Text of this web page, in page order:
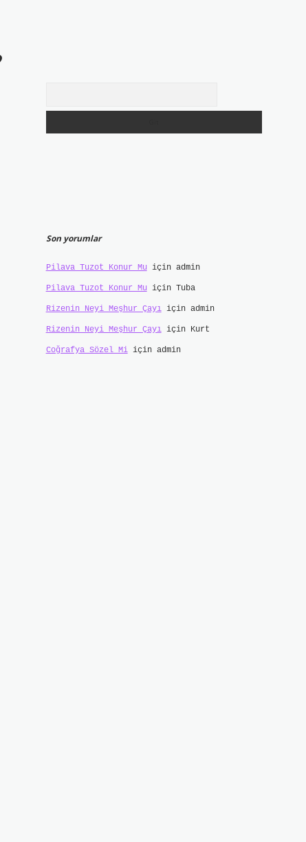
Son yorumlar
Pilava Tuzot Konur Muiçin admin
Pilava Tuzot Konur Muiçin Tuba
Rizenin Neyi Meşhur Çayıiçin admin
Rizenin Neyi Meşhur Çayıiçin Kurt
Coğrafya Sözel Miiçin admin